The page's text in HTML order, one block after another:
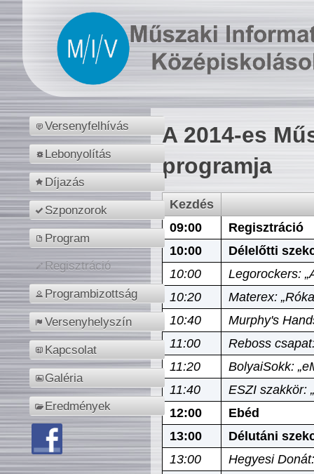
Versenyfelhívás
Lebonyolítás
Díjazás
Szponzorok
Program
Regisztráció
Programbizottság
Versenyhelyszín
Kapcsolat
Galéria
Eredmények
A 2014-es
programja
Kezdés
09:00
Regisztráció
10:00
Délelőtti
10:00
Legorockers:
10:20
Materex:
10:40
Murphy's
11:00
Reboss
11:20
BolyaiSokk:
11:40
ESZI szakkör:
12:00
Ebéd
13:00
Délutáni
13:00
Hegyesi